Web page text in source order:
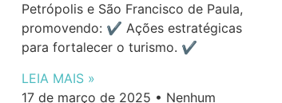
Petrópolis e São Francisco de Paula,
promovendo: ✔️ Ações estratégicas
para fortalecer o turismo. ✔️
LEIA MAIS »
17 de março de 2025
Nenhum